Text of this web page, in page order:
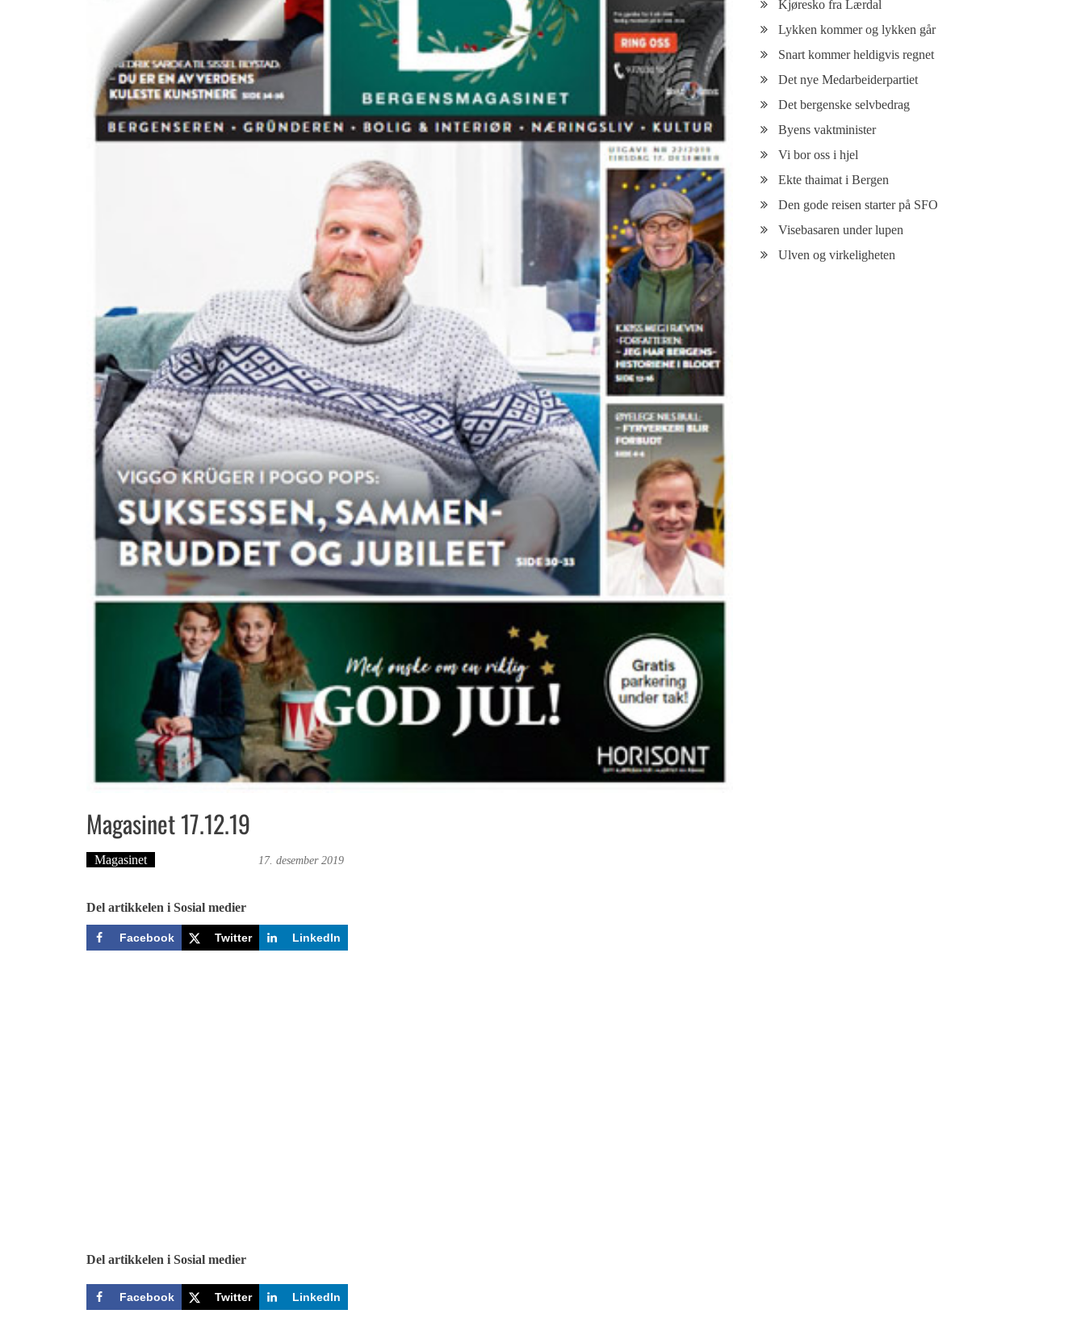
Magasinet 17.12.19
Magasinet 17. desember 2019
Del artikkelen i Sosial medier
Facebook Twitter LinkedIn
Del artikkelen i Sosial medier
Facebook Twitter LinkedIn
Kjøresko fra Lærdal
Lykken kommer og lykken går
Snart kommer heldigvis regnet
Det nye Medarbeiderpartiet
Det bergenske selvbedrag
Byens vaktminister
Vi bor oss i hjel
Ekte thaimat i Bergen
Den gode reisen starter på SFO
Visebasaren under lupen
Ulven og virkeligheten